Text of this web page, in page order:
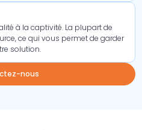
à la captivité. La plupart de
ce qui vous permet de garder
solution.
nous